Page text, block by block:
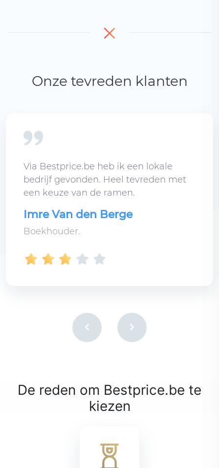
Onze tevreden klanten
Via Bestprice.be heb ik een lokale
bedrijf gevonden. Heel tevreden met
een keuze van de ramen.
Imre Van den Berge
Boekhouder.
De reden om Bestprice.be te
kiezen